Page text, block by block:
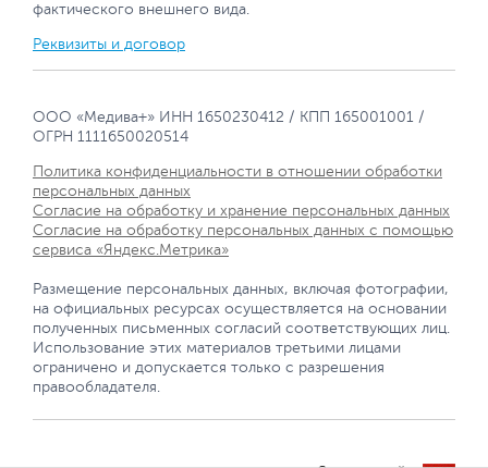
фактического внешнего вида.
Реквизиты и договор
ООО «Медива+» ИНН 1650230412 / КПП 165001001 /
ОГРН 1111650020514
Политика конфиденциальности в отношении обработки
персональных данных
Согласие на обработку и хранение персональных данных
Согласие на обработку персональных данных с помощью
сервиса «Яндекс.Метрика»
Размещение персональных данных, включая фотографии,
на официальных ресурсах осуществляется на основании
полученных письменных согласий соответствующих лиц.
Использование этих материалов третьими лицами
ограничено и допускается только с разрешения
правообладателя.